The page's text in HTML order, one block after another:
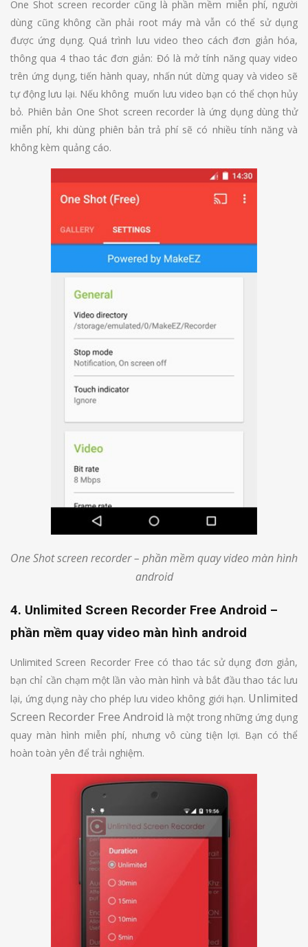
One Shot screen recorder cũng là phần mềm miễn phí, người
dùng cũng không cần phải root máy mà vẫn có thể sử dụng
được ứng dụng. Quá trình lưu video theo cách đơn giản hóa,
thông qua 4 thao tác đơn giản: Đó là mở tính năng quay video
trên ứng dụng, tiến hành quay, nhấn nút dừng quay và video sẽ
tự động lưu lại. Nếu không muốn lưu video bạn có thể chọn hủy
bỏ. Phiên bản One Shot screen recorder là ứng dụng dùng thử
miễn phí, khi dùng phiên bản trả phí sẽ có nhiều tính năng và
không kèm quảng cáo.
One Shot screen recorder – phần mềm quay video màn hình
android
4. Unlimited Screen Recorder Free Android –
phần mềm quay video màn hình android
Unlimited Screen Recorder Free có thao tác sử dụng đơn giản,
bạn chỉ cần chạm một lần vào màn hình và bắt đầu thao tác lưu
lại, ứng dụng này cho phép lưu video không giới hạn. Unlimited
Screen Recorder Free Android là một trong những ứng dụng
quay màn hình miễn phí, nhưng vô cùng tiện lợi. Bạn có thể
hoàn toàn yên để trải nghiệm.